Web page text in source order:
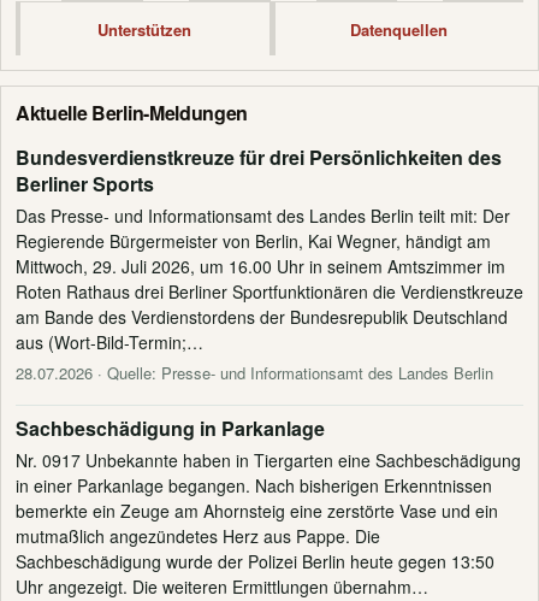
Unterstützen Datenquellen
Aktuelle Berlin-Meldungen
Bundesverdienstkreuze für drei Persönlichkeiten des
Berliner Sports
Das Presse- und Informationsamt des Landes Berlin teilt mit: Der
Regierende Bürgermeister von Berlin, Kai Wegner, händigt am
Mittwoch, 29. Juli 2026, um 16.00 Uhr in seinem Amtszimmer im
Roten Rathaus drei Berliner Sportfunktionären die Verdienstkreuze
am Bande des Verdienstordens der Bundesrepublik Deutschland
aus (Wort-Bild-Termin;…
28.07.2026 · Quelle: Presse- und Informationsamt des Landes Berlin
Sachbeschädigung in Parkanlage
Nr. 0917 Unbekannte haben in Tiergarten eine Sachbeschädigung
in einer Parkanlage begangen. Nach bisherigen Erkenntnissen
bemerkte ein Zeuge am Ahornsteig eine zerstörte Vase und ein
mutmaßlich angezündetes Herz aus Pappe. Die
Sachbeschädigung wurde der Polizei Berlin heute gegen 13:50
Uhr angezeigt. Die weiteren Ermittlungen übernahm…